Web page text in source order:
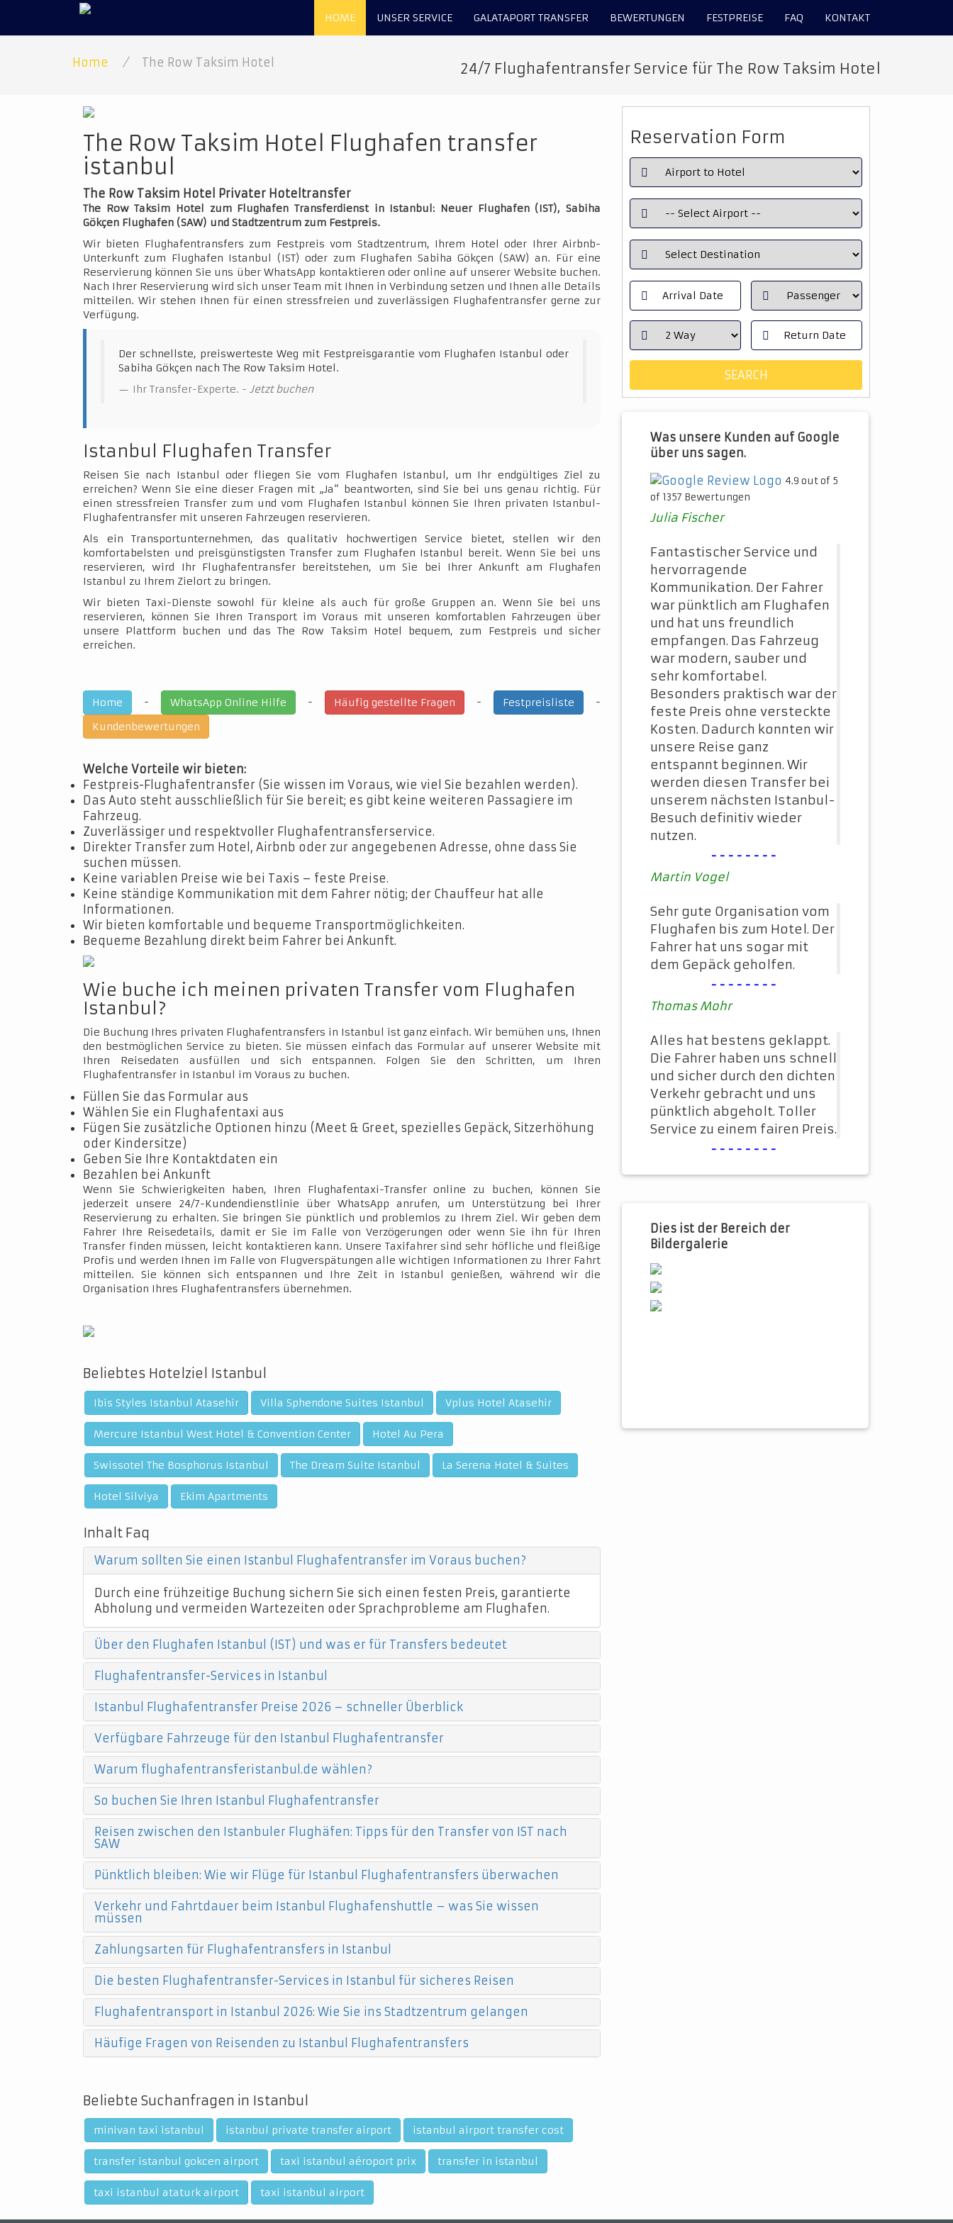
HOME UNSER SERVICE GALATAPORT TRANSFER BEWERTUNGEN FESTPREISE FAQ KONTAKT
Home / The Row Taksim Hotel 24/7 Flughafentransfer Service für The Row Taksim Hotel
The Row Taksim Hotel Flughafen transfer
istanbul
The Row Taksim Hotel Privater Hoteltransfer
The Row Taksim Hotel zum Flughafen Transferdienst in Istanbul: Neuer Flughafen (IST), Sabiha
Gökçen Flughafen (SAW) und Stadtzentrum zum Festpreis.
Wir bieten Flughafentransfers zum Festpreis vom Stadtzentrum, Ihrem Hotel oder Ihrer Airbnb-
Unterkunft zum Flughafen Istanbul (IST) oder zum Flughafen Sabiha Gökçen (SAW) an. Für eine
Reservierung können Sie uns über WhatsApp kontaktieren oder online auf unserer Website buchen.
Nach Ihrer Reservierung wird sich unser Team mit Ihnen in Verbindung setzen und Ihnen alle Details
mitteilen. Wir stehen Ihnen für einen stressfreien und zuverlässigen Flughafentransfer gerne zur
Verfügung.
Der schnellste, preiswerteste Weg mit Festpreisgarantie vom Flughafen Istanbul oder
Sabiha Gökçen nach The Row Taksim Hotel.
Ihr Transfer-Experte. - Jetzt buchen
Istanbul Flughafen Transfer
Reisen Sie nach Istanbul oder fliegen Sie vom Flughafen Istanbul, um Ihr endgültiges Ziel zu
erreichen? Wenn Sie eine dieser Fragen mit „Ja“ beantworten, sind Sie bei uns genau richtig. Für
einen stressfreien Transfer zum und vom Flughafen Istanbul können Sie Ihren privaten Istanbul-
Flughafentransfer mit unseren Fahrzeugen reservieren.
Als ein Transportunternehmen, das qualitativ hochwertigen Service bietet, stellen wir den
komfortabelsten und preisgünstigsten Transfer zum Flughafen Istanbul bereit. Wenn Sie bei uns
reservieren, wird Ihr Flughafentransfer bereitstehen, um Sie bei Ihrer Ankunft am Flughafen
Istanbul zu Ihrem Zielort zu bringen.
Wir bieten Taxi-Dienste sowohl für kleine als auch für große Gruppen an. Wenn Sie bei uns
reservieren, können Sie Ihren Transport im Voraus mit unseren komfortablen Fahrzeugen über
unsere Plattform buchen und das The Row Taksim Hotel bequem, zum Festpreis und sicher
erreichen.
Home - WhatsApp Online Hilfe - Häufig gestellte Fragen - Festpreisliste
-
Kundenbewertungen
Welche Vorteile wir bieten:
Festpreis-Flughafentransfer (Sie wissen im Voraus, wie viel Sie bezahlen werden).
Das Auto steht ausschließlich für Sie bereit; es gibt keine weiteren Passagiere im
Fahrzeug.
Zuverlässiger und respektvoller Flughafentransferservice.
Direkter Transfer zum Hotel, Airbnb oder zur angegebenen Adresse, ohne dass Sie
suchen müssen.
Keine variablen Preise wie bei Taxis – feste Preise.
Keine ständige Kommunikation mit dem Fahrer nötig; der Chauffeur hat alle
Informationen.
Wir bieten komfortable und bequeme Transportmöglichkeiten.
Bequeme Bezahlung direkt beim Fahrer bei Ankunft.
Wie buche ich meinen privaten Transfer vom Flughafen
Istanbul?
Die Buchung Ihres privaten Flughafentransfers in Istanbul ist ganz einfach. Wir bemühen uns, Ihnen
den bestmöglichen Service zu bieten. Sie müssen einfach das Formular auf unserer Website mit
Ihren Reisedaten ausfüllen und sich entspannen. Folgen Sie den Schritten, um Ihren
Flughafentransfer in Istanbul im Voraus zu buchen.
Füllen Sie das Formular aus
Wählen Sie ein Flughafentaxi aus
Fügen Sie zusätzliche Optionen hinzu (Meet & Greet, spezielles Gepäck, Sitzerhöhung
oder Kindersitze)
Geben Sie Ihre Kontaktdaten ein
Bezahlen bei Ankunft
Wenn Sie Schwierigkeiten haben, Ihren Flughafentaxi-Transfer online zu buchen, können Sie
jederzeit unsere 24/7-Kundendienstlinie über WhatsApp anrufen, um Unterstützung bei Ihrer
Reservierung zu erhalten. Sie bringen Sie pünktlich und problemlos zu Ihrem Ziel. Wir geben dem
Fahrer Ihre Reisedetails, damit er Sie im Falle von Verzögerungen oder wenn Sie ihn für Ihren
Transfer finden müssen, leicht kontaktieren kann. Unsere Taxifahrer sind sehr höfliche und fleißige
Profis und werden Ihnen im Falle von Flugverspätungen alle wichtigen Informationen zu Ihrer Fahrt
mitteilen. Sie können sich entspannen und Ihre Zeit in Istanbul genießen, während wir die
Organisation Ihres Flughafentransfers übernehmen.
Beliebtes Hotelziel Istanbul
Ibis Styles Istanbul Atasehir Villa Sphendone Suites Istanbul Vplus Hotel Atasehir
Mercure Istanbul West Hotel & Convention Center Hotel Au Pera
Swissotel The Bosphorus Istanbul The Dream Suite Istanbul La Serena Hotel & Suites
Hotel Silviya Ekim Apartments
Inhalt Faq
Warum sollten Sie einen Istanbul Flughafentransfer im Voraus buchen?
Durch eine frühzeitige Buchung sichern Sie sich einen festen Preis, garantierte
Abholung und vermeiden Wartezeiten oder Sprachprobleme am Flughafen.
Über den Flughafen Istanbul (IST) und was er für Transfers bedeutet
Flughafentransfer-Services in Istanbul
Istanbul Flughafentransfer Preise 2026 – schneller Überblick
Verfügbare Fahrzeuge für den Istanbul Flughafentransfer
Warum flughafentransferistanbul.de wählen?
So buchen Sie Ihren Istanbul Flughafentransfer
Reisen zwischen den Istanbuler Flughäfen: Tipps für den Transfer von IST nach
SAW
Pünktlich bleiben: Wie wir Flüge für Istanbul Flughafentransfers überwachen
Verkehr und Fahrtdauer beim Istanbul Flughafenshuttle – was Sie wissen
müssen
Zahlungsarten für Flughafentransfers in Istanbul
Die besten Flughafentransfer-Services in Istanbul für sicheres Reisen
Flughafentransport in Istanbul 2026: Wie Sie ins Stadtzentrum gelangen
Häufige Fragen von Reisenden zu Istanbul Flughafentransfers
Beliebte Suchanfragen in Istanbul
minivan taxi istanbul istanbul private transfer airport istanbul airport transfer cost
transfer istanbul gokcen airport taxi istanbul aéroport prix transfer in istanbul
taxi istanbul ataturk airport taxi istanbul airport
Reservation Form
Was unsere Kunden auf Google
über uns sagen.
4.9 out of 5
of 1357 Bewertungen
Julia Fischer
Fantastischer Service und
hervorragende
Kommunikation. Der Fahrer
war pünktlich am Flughafen
und hat uns freundlich
empfangen. Das Fahrzeug
war modern, sauber und
sehr komfortabel.
Besonders praktisch war der
feste Preis ohne versteckte
Kosten. Dadurch konnten wir
unsere Reise ganz
entspannt beginnen. Wir
werden diesen Transfer bei
unserem nächsten Istanbul-
Besuch definitiv wieder
nutzen.
--------
Martin Vogel
Sehr gute Organisation vom
Flughafen bis zum Hotel. Der
Fahrer hat uns sogar mit
dem Gepäck geholfen.
--------
Thomas Mohr
Alles hat bestens geklappt.
Die Fahrer haben uns schnell
und sicher durch den dichten
Verkehr gebracht und uns
pünktlich abgeholt. Toller
Service zu einem fairen Preis.
--------
Dies ist der Bereich der
Bildergalerie